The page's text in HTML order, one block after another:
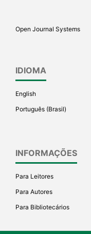
Open Journal Systems
IDIOMA
English
Português (Brasil)
INFORMAÇÕES
Para Leitores
Para Autores
Para Bibliotecários